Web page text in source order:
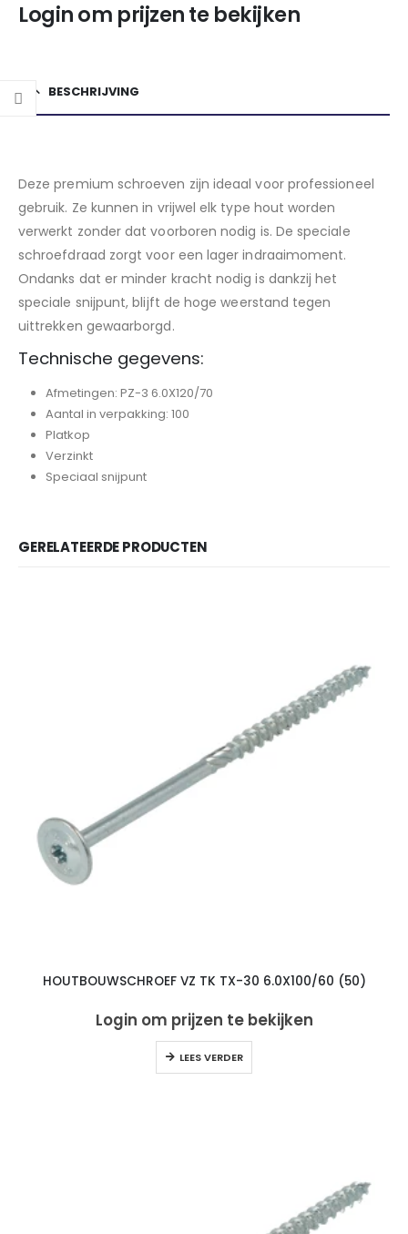
Login om prijzen te bekijken
BESCHRIJVING
Deze premium schroeven zijn ideaal voor professioneel
gebruik. Ze kunnen in vrijwel elk type hout worden
verwerkt zonder dat voorboren nodig is. De speciale
schroefdraad zorgt voor een lager indraaimoment.
Ondanks dat er minder kracht nodig is dankzij het
speciale snijpunt, blijft de hoge weerstand tegen
uittrekken gewaarborgd.
Technische gegevens:
Afmetingen: PZ-3 6.0X120/70
Aantal in verpakking: 100
Platkop
Verzinkt
Speciaal snijpunt
GERELATEERDE PRODUCTEN
HOUTBOUWSCHROEF VZ TK TX-30 6.0X100/60 (50)
Login om prijzen te bekijken
LEES VERDER